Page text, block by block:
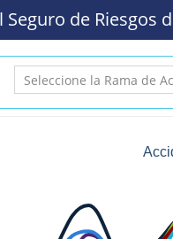
Seguro de Riesgos